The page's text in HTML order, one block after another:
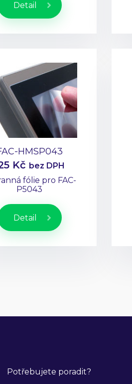
Detail
HMSP043
Kč bez DPH
fólie pro FAC-
P5043
Detail
Potřebujete poradit?